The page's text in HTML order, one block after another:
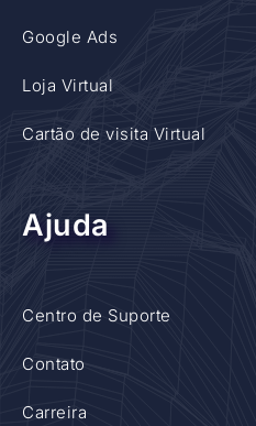
Google Ads
Loja Virtual
Cartão de visita Virtual
Ajuda
Centro de Suporte
Contato
Carreira